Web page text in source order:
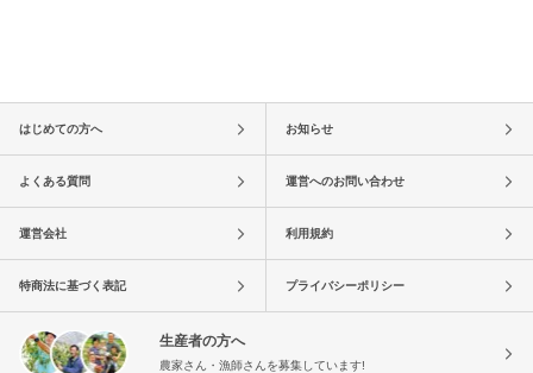
はじめての方へ お知らせ
よくある質問 運営へのお問い合わせ
運営会社 利用規約
特商法に基づく表記 プライバシーポリシー
生産者の方へ
農家さん・漁師さんを募集しています!